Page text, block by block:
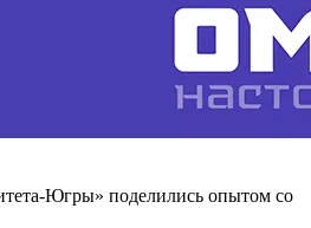
Югры» поделились опытом со